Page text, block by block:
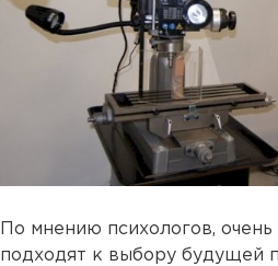
По мнению психологов,
подходят к выбору будущей